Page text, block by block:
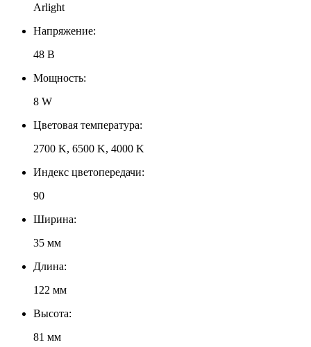
Arlight
Напряжение:
48 В
Мощность:
8 W
Цветовая температура:
2700 K, 6500 K, 4000 K
Индекс цветопередачи:
90
Ширина:
35 мм
Длина:
122 мм
Высота:
81 мм